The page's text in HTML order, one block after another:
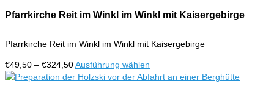
Produktseite
werden
€324,50
mehrere
Die
können
auf
Pfarrkirche Reit im Winkl im Winkl mit Kaisergebirge
Pfarrkirche Reit im Winkl im Winkl mit Kaisergebirge
€49,50 – €324,50Preisspanne:
€49,50
Ausführung wählen
Produkt